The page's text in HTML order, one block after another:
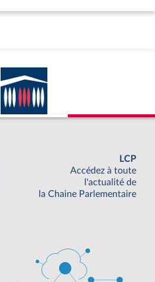
LCP
Accédez à toute
l'actualité de
la Chaine Parlementaire